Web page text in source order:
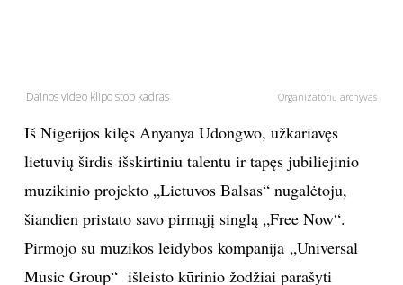
KULTŪRA
LAISVALAIKIS
Dainos video klipo stop kadras Organizatorių archyvas
Iš Nigerijos kilęs Anyanya Udongwo, užkariavęs
lietuvių širdis išskirtiniu talentu ir tapęs jubiliejinio
muzikinio projekto „Lietuvos Balsas“ nugalėtoju,
šiandien pristato savo pirmąjį singlą „Free Now“.
Pirmojo su muzikos leidybos kompanija „Universal
Music Group“ išleisto kūrinio žodžiai parašyti